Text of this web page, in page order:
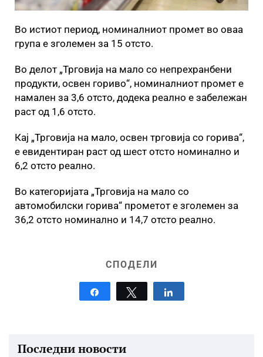
Во истиот период, номиналниот промет во оваа
група е зголемен за 15 отсто.
Во делот „Трговија на мало со непрехранбени
продукти, освен гориво“, номиналниот промет е
намален за 3,6 отсто, додека реално е забележан
раст од 1,6 отсто.
Кај „Трговија на мало, освен трговија со горива“,
е евидентиран раст од шест отсто номинално и
6,2 отсто реално.
Во категоријата „Трговија на мало со
автомобилски горива“ прометот е зголемен за
36,2 отсто номинално и 14,7 отсто реално.
СПОДЕЛИ
Tweet
Последни новости